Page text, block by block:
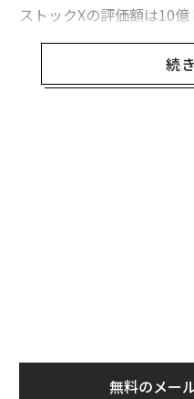
ストックXの評価額は10
ン企業が誕生することと
主導したのは、投資会社
ル・アトランティック、
続
無料のメー